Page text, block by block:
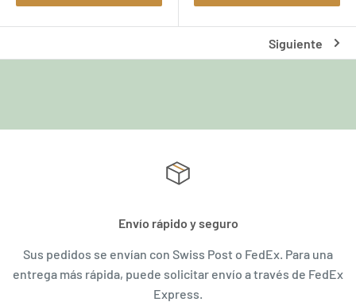
Siguiente
Envío rápido y seguro
Sus pedidos se envían con Swiss Post o FedEx. Para una
entrega más rápida, puede solicitar envío a través de FedEx
Express.